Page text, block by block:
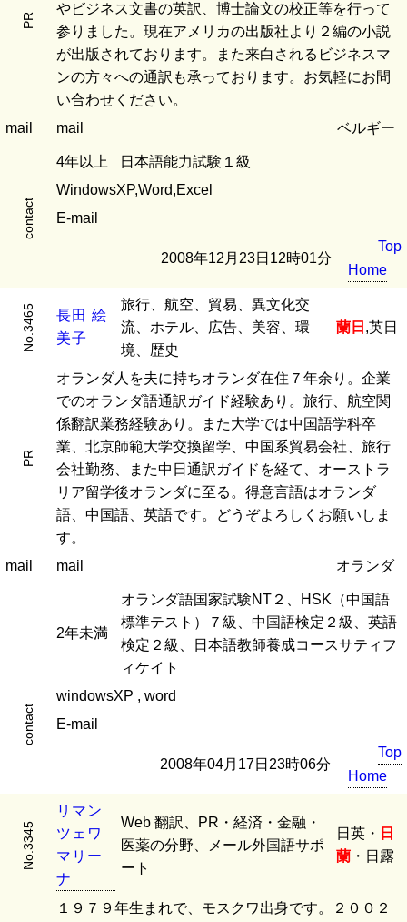
PR
やビジネス文書の英訳、博士論文の校正等を行って
参りました。現在アメリカの出版社より２編の小説
が出版されております。また来白されるビジネスマ
ンの方々への通訳も承っております。お気軽にお問
い合わせください。
mail
mail ベルギー
4年以上
日本語能力試験１級
WindowsXP,Word,Excel
contact E-mail
2008年12月23日12時01分
Top
Home
No.3465 長田 絵
美子
旅行、航空、貿易、異文化交
流、ホテル、広告、美容、環
境、歴史
蘭日 ,英日
PR
オランダ人を夫に持ちオランダ在住７年余り。企業
でのオランダ語通訳ガイド経験あり。旅行、航空関
係翻訳業務経験あり。また大学では中国語学科卒
業、北京師範大学交換留学、中国系貿易会社、旅行
会社勤務、また中日通訳ガイドを経て、オーストラ
リア留学後オランダに至る。得意言語はオランダ
語、中国語、英語です。どうぞよろしくお願いしま
す。
mail
mail オランダ
2年未満
オランダ語国家試験NT２、HSK（中国語
標準テスト）７級、中国語検定２級、英語
検定２級、日本語教師養成コースサティフ
ィケイト
windowsXP , word
contact E-mail
2008年04月17日23時06分
Top
Home
No.3345
リ マ ン
ツ ェ ワ
マ リ ー
ナ
Web 翻訳、PR・経済・金融・
医薬の分野、メール外国語サポ
ート
日英・ 日
蘭 ・日露
１９７９年生まれで、モスクワ出身です。２００２